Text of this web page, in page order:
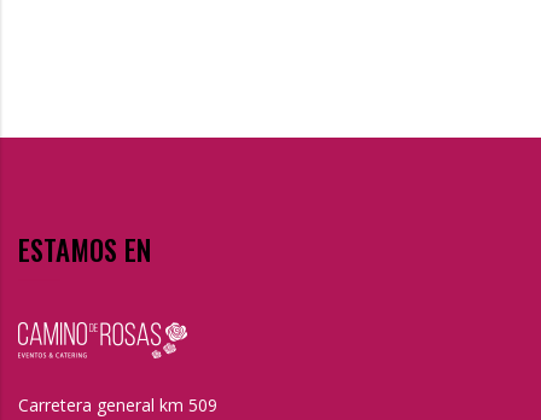
ESTAMOS EN
Carretera general km 509